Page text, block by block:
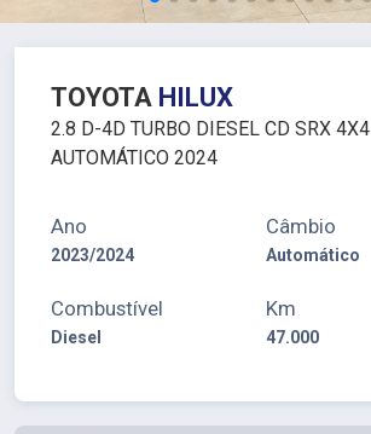
TOYOTA HILUX
2.8 D-4D TURBO DIESEL CD SRX 4X4
AUTOMÁTICO 2024
Ano
2023/2024
Câmbio
Automático
Combustível
Diesel
Km
47.000